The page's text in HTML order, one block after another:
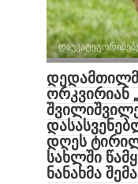
დღეს
სახლში
ნანახმა